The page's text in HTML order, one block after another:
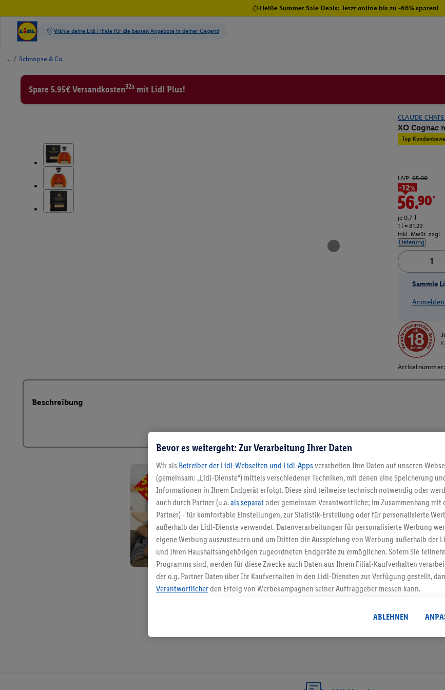
Heiße Summer Sale Deals: Jetzt online bis zu -66% sparen!
/ Schnäpse & Co.
Spare 5.95€ Versandkosten32a mit Lidl Plus!
CLAUDE
XO Cognac
Top
UVP: 65.00
-12%
56.90*
je 0.7-l
1 l = 81.29
inkl. MwSt. zzgl.
Lieferung
Sammle
Artikelnummer:
Beschreibung
5.95 € Versand
Jetzt zum Newsletter
Gutschein
Bevor es weitergeht: Zur Verarbeitung Ihrer Daten
Wir als Betreiber der Lidl-Webseiten und Lidl-Apps verarbeiten Ihre Daten auf unseren
(gemeinsam: „Lidl-Dienste“) mittels verschiedener Techniken, mit denen eine Speicherung
Informationen in Ihrem Endgerät erfolgt. Diese sind teilweise technisch notwendig oder
auch durch Partner (u.a.als separat oder gemeinsam Verantwortliche; im Zusammenhang mit
Partner) - für komfortable Einstellungen, zur Statistik-Erstellung oder für personalisierte
außerhalb der Lidl-Dienste verwendet. Datenverarbeitungen für personalisierte Werbung
eigene Werbung auszusteuern und um Dritten die Ausspielung von Werbung außerhalb der
und Ihren Haushaltsangehörigen zugeordneten Endgeräte zu ermöglichen. Sofern Sie
Programms sind, werden für diese Zwecke auch Daten aus Ihrem Filial-Kaufverhalten
der o.g. Partner Daten über Ihr Kaufverhalten in den Lidl-Diensten zur Verfügung gestellt,
Verantwortlicherden Erfolg von Werbekampagnen seiner Auftraggeber messen kann.
angereicherten Profilen. Dies umfasst die Zusammenführung von Daten (z.B. über Ihre
Kaufverhalten in den Lidl-Diensten, Informationen aus Ihrem Kundenkonto - z.B. Alter oder
genauen Standortdaten) auch über verschiedene Endgeräte und Lidl-Dienste hinweg
Sicherung und Optimierung dieser Werbeausspielungen.
ABLEHNEN